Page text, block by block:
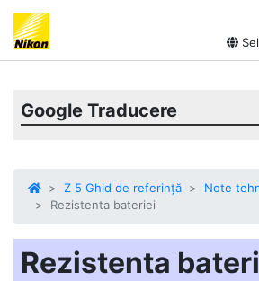
Google Traducere
Z 5 Ghid de referință
Note
Rezistenta bateriei
Rezistenta